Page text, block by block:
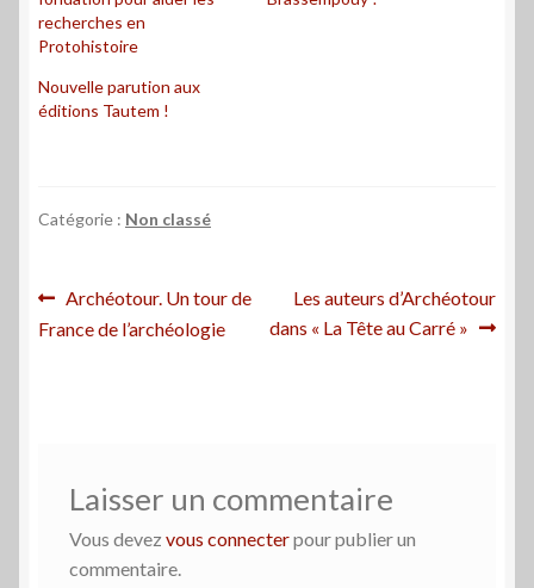
recherches en
Protohistoire
Nouvelle parution aux
éditions Tautem !
Catégorie : Non classé
Navigation
de
Article
précédent :
Archéotour. Un tour de
France de l’archéologie
Article
suivant :
Les auteurs d’Archéotour
dans « La Tête au Carré »
Laisser un commentaire
Vous devez vous connecterpour publier un
commentaire.